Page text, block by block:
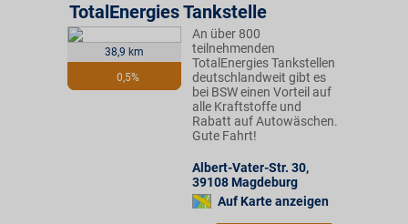
38,9 km
0,5%
TotalEnergies Tankstelle
An über 800
teilnehmenden
TotalEnergies Tankstellen
deutschlandweit gibt es
bei BSW einen Vorteil auf
alle Kraftstoffe und
Rabatt auf Autowäschen.
Gute Fahrt!
Albert-Vater-Str. 30,
39108 Magdeburg
Auf Karte anzeigen